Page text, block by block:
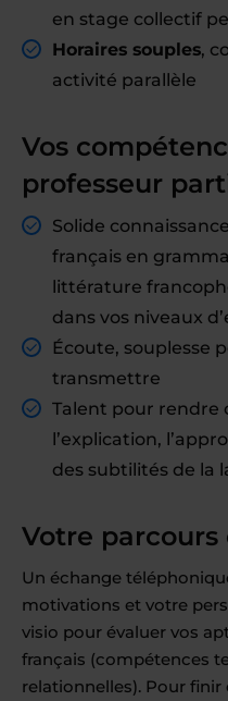
en stage collectif
Horaires souples,
activité parallèle
Vos
professeur
Solide
français en
littérature
dans vos niveaux
Écoute, souplesse
transmettre
Talent pour rendre
l’explication,
des subtilités de la
Votre
Un échange
motivations et votre
visio pour évaluer vos
français (compétences
relationnelles). Pour